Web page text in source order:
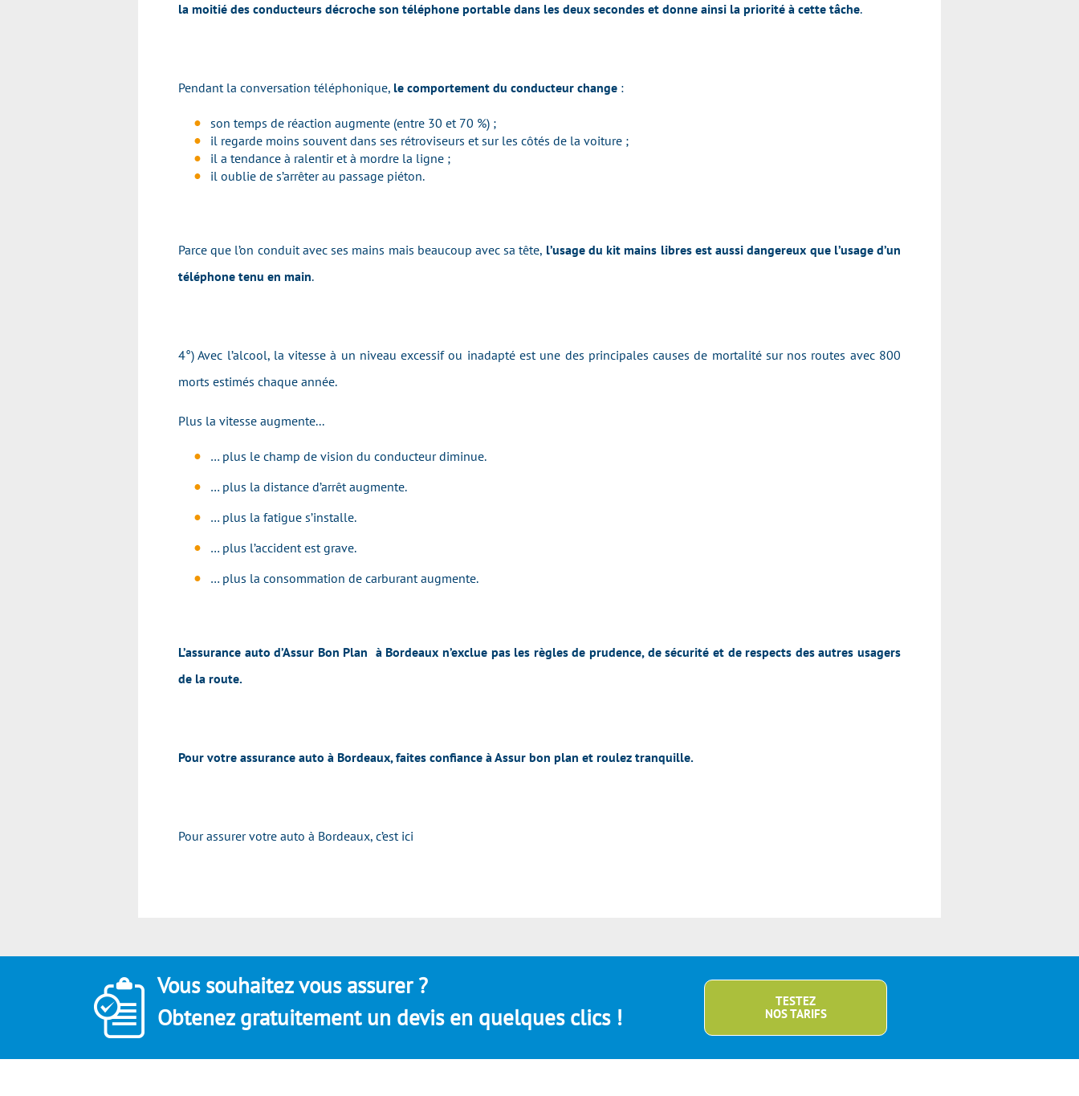
la moitié des conducteurs décroche son téléphone portable dans les deux secondes et donne ainsi la priorité à cette tâche.
Pendant la conversation téléphonique, le comportement du conducteur change :
son temps de réaction augmente (entre 30 et 70 %) ;
il regarde moins souvent dans ses rétroviseurs et sur les côtés de la voiture ;
il a tendance à ralentir et à mordre la ligne ;
il oublie de s’arrêter au passage piéton.
Parce que l’on conduit avec ses mains mais beaucoup avec sa tête, l’usage du kit mains libres est aussi dangereux que l’usage d’un
téléphone tenu en main.
4°) Avec l’alcool, la vitesse à un niveau excessif ou inadapté est une des principales causes de mortalité sur nos routes avec 800
morts estimés chaque année.
Plus la vitesse augmente...
… plus le champ de vision du conducteur diminue.
… plus la distance d’arrêt augmente.
… plus la fatigue s’installe.
… plus l’accident est grave.
… plus la consommation de carburant augmente.
L’assurance auto d’Assur Bon Plan à Bordeaux n’exclue pas les règles de prudence, de sécurité et de respects des autres usagers
de la route.
Pour votre assurance auto à Bordeaux, faites confiance à Assur bon plan et roulez tranquille.
Pour assurer votre auto à Bordeaux, c’est ici
Vous souhaitez vous assurer ?
Obtenez gratuitement un devis en quelques clics !
TESTEZ
NOS TARIFS